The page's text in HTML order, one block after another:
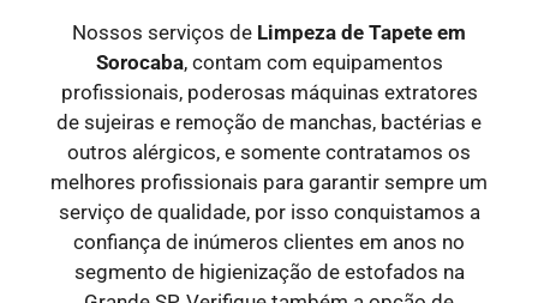
Nossos serviços de Limpeza de Tapete em
Sorocaba, contam com equipamentos
profissionais, poderosas máquinas extratores
de sujeiras e remoção de manchas, bactérias e
outros alérgicos, e somente contratamos os
melhores profissionais para garantir sempre um
serviço de qualidade, por isso conquistamos a
confiança de inúmeros clientes em anos no
segmento de higienização de estofados na